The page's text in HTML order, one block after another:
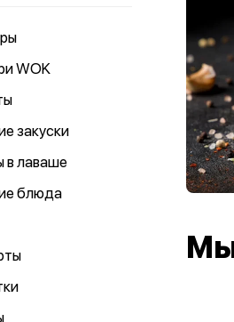
WOK
закуски
в лаваше
блюда